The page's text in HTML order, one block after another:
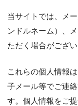
当サイトでは、メ
ンドルネーム）、
ただく場合がござい
これらの個人情報
子メール等でご連
す。個人情報をご